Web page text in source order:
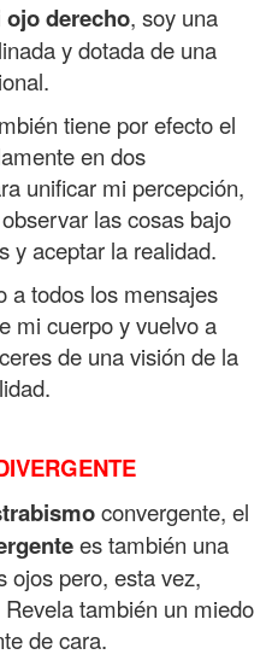
ojo derecho, soy una
y dotada de una
tiene por efecto el
en dos
unificar mi percepción,
las cosas bajo
y aceptar la realidad.
a todos los mensajes
mi cuerpo y vuelvo a
de una visión de la
convergente, el
estambién una
ojos pero, esta vez,
también un miedo
de cara.